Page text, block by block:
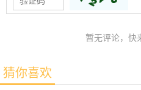
暂无评论，快
猜你喜欢